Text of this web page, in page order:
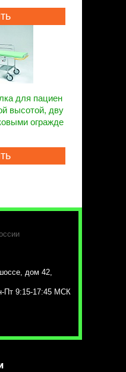
для пациен
высотой, дву
огражде
дом 42,
Пт 9:15-17:45 МСК